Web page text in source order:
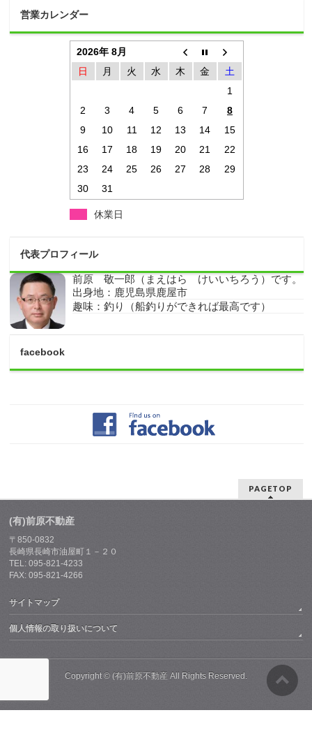
営業カレンダー
2026年 8月
日
月 火 水 木 金
土
1
2
3 4 5 6 7
8
9
10 11 12 13 14
15
16
17 18 19 20 21
22
23
24 25 26 27 28
29
30
31
休業日
代表プロフィール
前原 敬一郎（まえはら けいいちろう）です。
出身地：鹿児島県鹿屋市
趣味：釣り（船釣りができれば最高です）
facebook
PAGETOP
(有)前原不動産
〒850-0832
長崎県長崎市油屋町１－２０
TEL: 095-821-4233
FAX: 095-821-4266
サイトマップ
個人情報の取り扱いについて
Copyright © (有)前原不動産All Rights Reserved.